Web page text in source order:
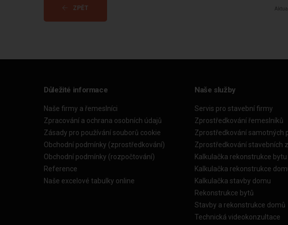
ZPĚT
Důležité informace
Naše firmy a řemeslníci
Zpracování a ochrana osobních údajů
Zásady pro používání souborů cookie
Obchodní podmínky (zprostředkování)
Obchodní podmínky (rozpočtování)
Reference
Naše excelové tabulky online
Naše služby
Servis pro stavební firmy
Zprostředkování řemeslníků
Zprostředkování samotných
Zprostředkování stavebních
Kalkulačka rekonstrukce bytu
Kalkulačka rekonstrukce
Kalkulačka stavby domu
Rekonstrukce bytů
Stavby a rekonstrukce domů
Technická videokonzultace